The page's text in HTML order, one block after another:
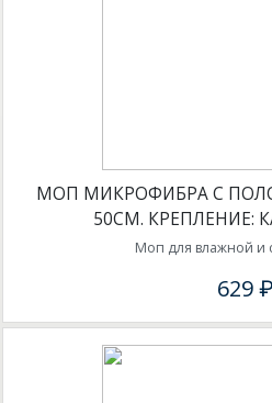
МОП МИКРОФИБРА C
50СМ. КРЕПЛЕНИЕ:
Моп для влажной и
629 ₽